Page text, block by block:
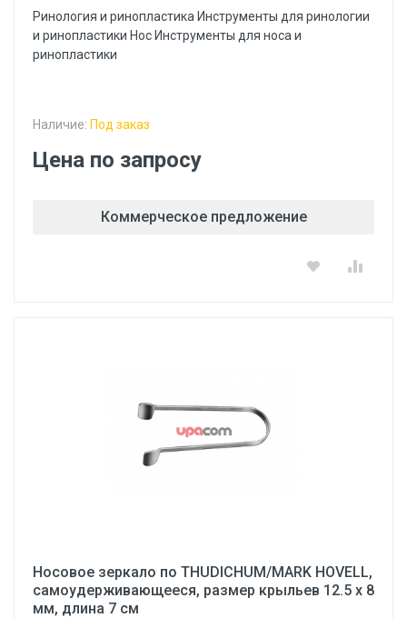
Ринология и ринопластика Инструменты для ринологии
и ринопластики Hoc Инструменты для носа и
ринопластики
Наличие: Под заказ
Цена по запросу
Коммерческое предложение
Носовое зеркало по THUDICHUM/MARK HOVELL,
самоудерживающееся, размер крыльев 12.5 х 8
мм, длина 7 см